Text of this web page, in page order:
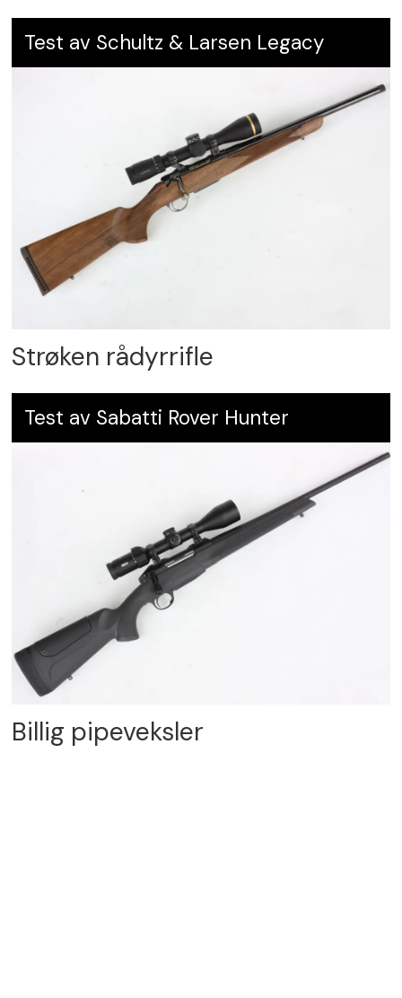
Test av Schultz & Larsen Legacy
Strøken rådyrrifle
Test av Sabatti Rover Hunter
Billig pipeveksler